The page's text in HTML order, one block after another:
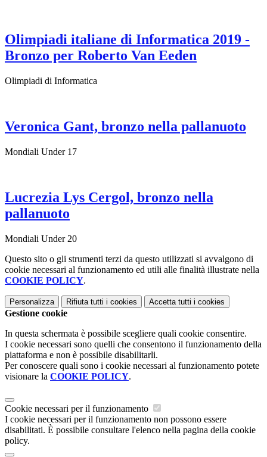
Olimpiadi italiane di Informatica 2019 -
Bronzo per Roberto Van Eeden
Olimpiadi di Informatica
Veronica Gant, bronzo nella pallanuoto
Mondiali Under 17
Lucrezia Lys Cergol, bronzo nella
pallanuoto
Mondiali Under 20
Questo sito o gli strumenti terzi da questo utilizzati si avvalgono di
cookie necessari al funzionamento ed utili alle finalità illustrate nella
COOKIE POLICY.
Personalizza Rifiuta tutti i cookies Accetta tutti i cookies
Gestione cookie
In questa schermata è possibile scegliere quali cookie consentire.
I cookie necessari sono quelli che consentono il funzionamento della
piattaforma e non è possibile disabilitarli.
Per conoscere quali sono i cookie necessari al funzionamento potete
visionare la COOKIE POLICY.
Cookie necessari per il funzionamento
I cookie necessari per il funzionamento non possono essere
disabilitati. È possibile consultare l'elenco nella pagina della cookie
policy.